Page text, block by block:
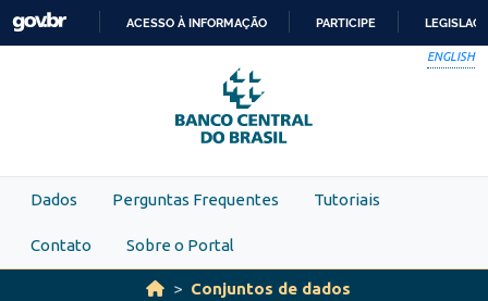
Skip to main content
PARA
O
CONTEÚDO
ACESSO À INFORMAÇÃO PARTICIPE
ENGLISH
Dados Perguntas Frequentes Tutoriais
Contato Sobre o Portal
Conjuntos de dados